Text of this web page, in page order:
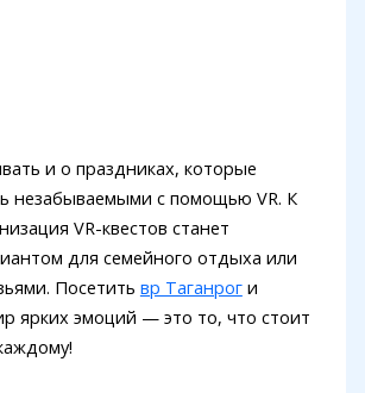
и о праздниках, которые
незабываемыми с помощью VR. К
VR-квестов станет
для семейного отдыха или
Посетить вр Таганроги
ярких эмоций — это то, что стоит